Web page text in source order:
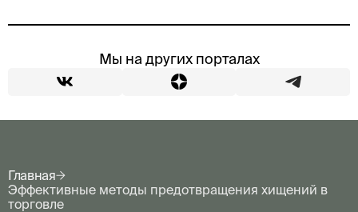
Мы на других порталах
Главная
Эффективные методы предотвращения хищений в
торговле